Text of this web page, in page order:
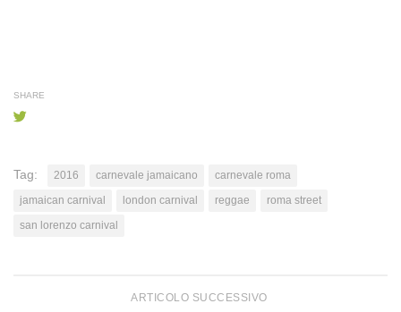
SHARE
Tag: 2016 carnevale jamaicano
carnevale roma
jamaican carnival
london carnival reggae
roma street
san lorenzo carnival
ARTICOLO SUCCESSIVO